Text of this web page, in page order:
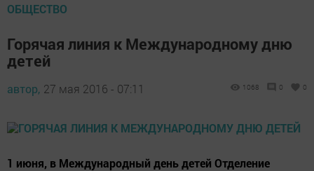
ОБЩЕСТВО
Горячая линия к Международному дню
детей
автор, 27 мая 2016 - 07:11 1068 0 0
1 июня, в Международный день детей Отделение